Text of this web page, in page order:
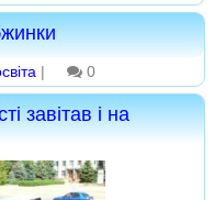
| 0
завітав і на